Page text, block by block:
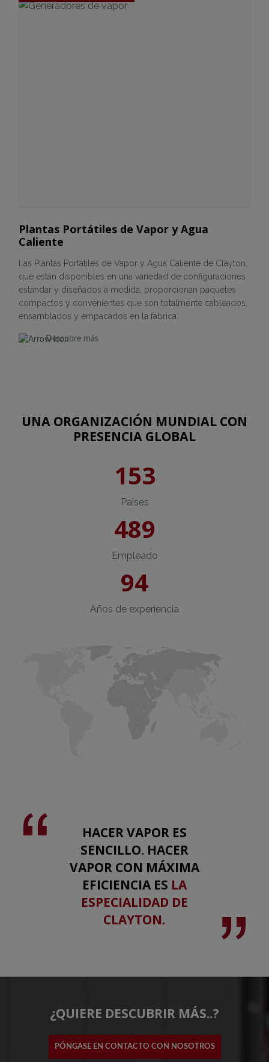
Plantas Portátiles de Vapor y Agua
Caliente
Las Plantas Portátiles de Vapor y Agua Caliente de Clayton,
que están disponibles en una variedad de configuraciones
estándar y diseñados a medida, proporcionan paquetes
compactos y convenientes que son totalmente cableados,
ensamblados y empacados en la fábrica.
Descubre más
UNA ORGANIZACIÓN MUNDIAL CON
PRESENCIA GLOBAL
153
Paises
489
Empleado
94
Años de experiencia
HACER VAPOR ES
SENCILLO. HACER
VAPOR CON MÁXIMA
EFICIENCIA ES LA
ESPECIALIDAD DE
CLAYTON.
¿QUIERE DESCUBRIR MÁS..?
PÓNGASE EN CONTACTO CON NOSOTROS